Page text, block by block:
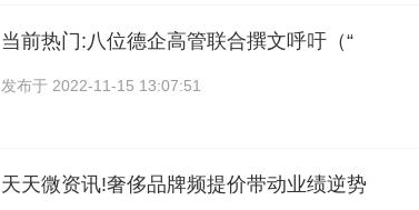
当前热门:八位德企高管联合撰文呼吁（“
发布于 2022-11-15 13:07:51
天天微资讯!奢侈品牌频提价带动业绩逆势